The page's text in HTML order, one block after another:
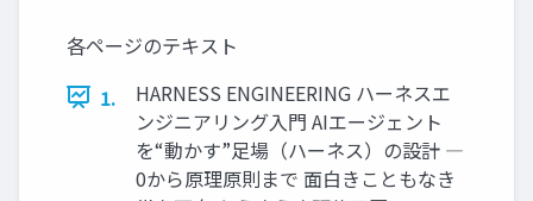
各ページのテキスト
1.
HARNESS ENGINEERING ハーネスエ
ンジニアリング入門 AIエージェント
を“動かす”足場（ハーネス）の設計 ―
0から原理原則まで 面白きこともなき